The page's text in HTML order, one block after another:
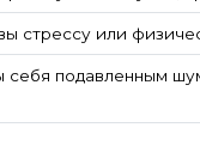
стрессу или
себя подавленным